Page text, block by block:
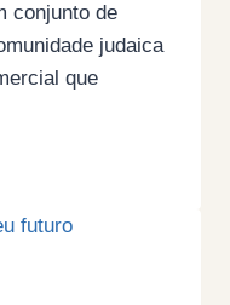
conjunto de
judaica
que